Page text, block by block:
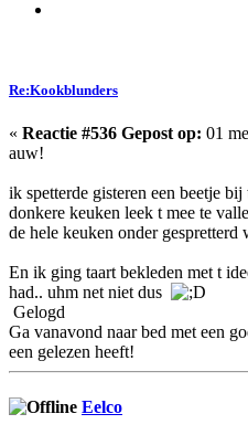
Re:Kookblunders
« Reactie #536 Gepost op: 01
auw!
ik spetterde gisteren een beetje
donkere keuken leek t mee te
de hele keuken onder gespretterd
En ik ging taart bekleden met t
had.. uhm net niet dus
Gelogd
Ga vanavond naar bed met een
een gelezen heeft!
Eelco